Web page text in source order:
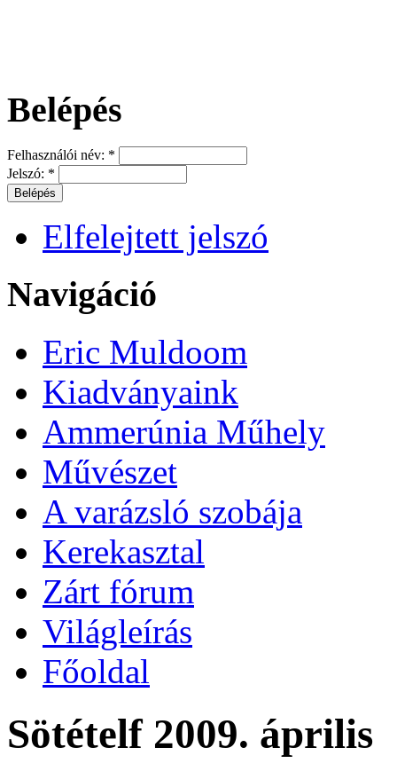
Belépés
Felhasználói név: *
Jelszó: *
Elfelejtett jelszó
Navigáció
Eric Muldoom
Kiadványaink
Ammerúnia Műhely
Művészet
A varázsló szobája
Kerekasztal
Zárt fórum
Világleírás
Főoldal
Sötételf 2009. április